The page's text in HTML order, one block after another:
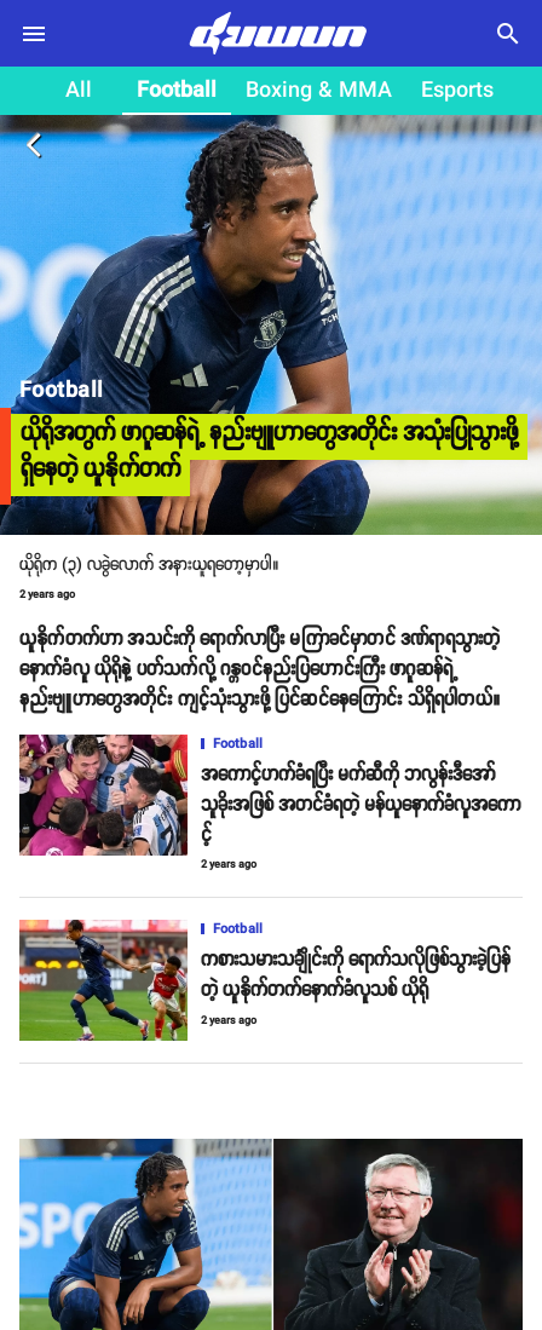
search
All Football Boxing & MMA Esports
arrow_back_ios
Football
ယိုရိုအတွက် ဖာဂူဆန်ရဲ့ နည်းဗျူဟာတွေအတိုင်း အသုံးပြုသွားဖို့
ရှိနေတဲ့ ယူနိုက်တက်
ယိုရိုက (၃) လခွဲလောက် အနားယူရတော့မှာပါ။
2 years ago
ယူနိုက်တက်ဟာ အသင်းကို ရောက်လာပြီး မကြာခင်မှာတင် ဒဏ်ရာရသွားတဲ့
နောက်ခံလူ ယိုရိုနဲ့ ပတ်သက်လို့ ဂန္တဝင်နည်းပြဟောင်းကြီး ဖာဂူဆန်ရဲ့
နည်းဗျူဟာတွေအတိုင်း ကျင့်သုံးသွားဖို့ ပြင်ဆင်နေကြောင်း သိရှိရပါတယ်။
Football
အကောင့်ဟက်ခံရပြီး မက်ဆီကို ဘလွန်းဒီအော်
သူခိုးအဖြစ် အတင်ခံရတဲ့ မန်ယူနောက်ခံလူအကော
င့်
2 years ago
Football
ကစားသမားသင်္ချိုင်းကို ရောက်သလိုဖြစ်သွားခဲ့ပြန်
တဲ့ ယူနိုက်တက်နောက်ခံလူသစ် ယိုရို
2 years ago